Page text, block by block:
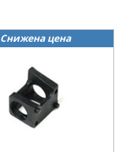
Снижена цена